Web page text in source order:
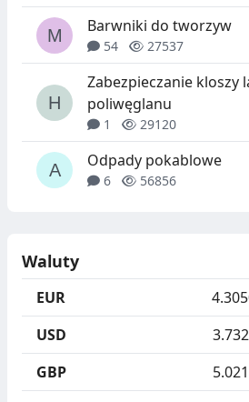
Barwniki do tworzyw
54 27537
Zabezpieczanie kloszy
poliwęglanu
1 29120
Odpady pokablowe
6 56856
Waluty
EUR
USD
GBP